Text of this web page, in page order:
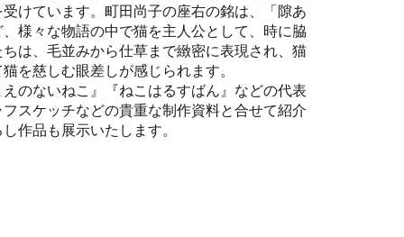
けています。町田尚子の座右の銘は、「隙あ
様々な物語の中で猫を主人公として、時に脇
は、毛並みから仕草まで緻密に表現され、猫
を慈しむ眼差しが感じられます。
のないねこ』『ねこはるすばん』などの代表
スケッチなどの貴重な制作資料と合せて紹介
作品も展示いたします。